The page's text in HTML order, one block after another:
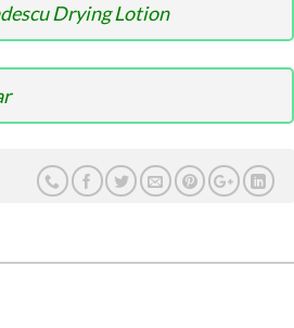
Drying Lotion